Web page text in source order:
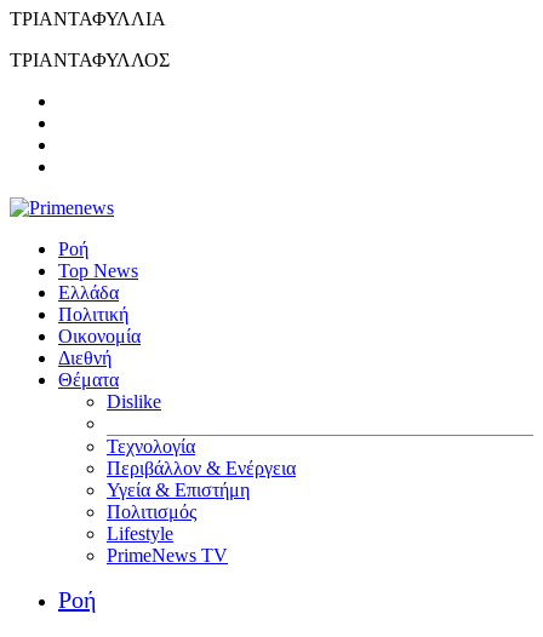
ΤΡΙΑΝΤΑΦΥΛΛΙΑ
ΤΡΙΑΝΤΑΦΥΛΛΟΣ
Ροή
Top News
Ελλάδα
Πολιτική
Οικονομία
Διεθνή
Θέματα
Dislike
Τεχνολογία
Περιβάλλον & Ενέργεια
Υγεία & Επιστήμη
Πολιτισμός
Lifestyle
PrimeNews TV
Ροή